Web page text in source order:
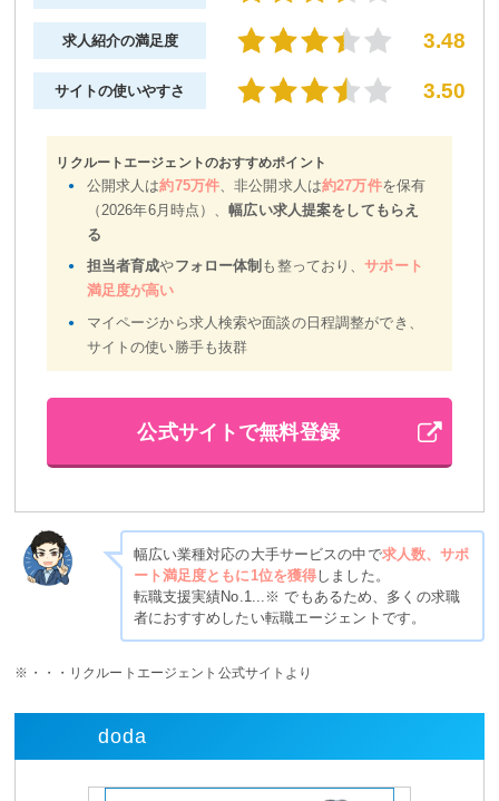
求人紹介の満足度 3.48
サイトの使いやすさ 3.50
リクルートエージェントのおすすめポイント
公開求人は約75万件 、非公開求人は約27万件を保有
（2026年6月時点）、幅広い求人提案をしてもらえ
る
担当者育成やフォロー体制 も整っており、サポート
満足度が高い
マイページから求人検索や面談の日程調整ができ、
サイトの使い勝手も抜群
公式サイトで無料登録
幅広い業種対応の大手サービスの中で求人数、サポ
ート満足度ともに1位を獲得しました。
転職支援実績No.1...※ でもあるため、多くの求職
者におすすめしたい転職エージェントです。
※・・・リクルートエージェント公式サイトより
doda